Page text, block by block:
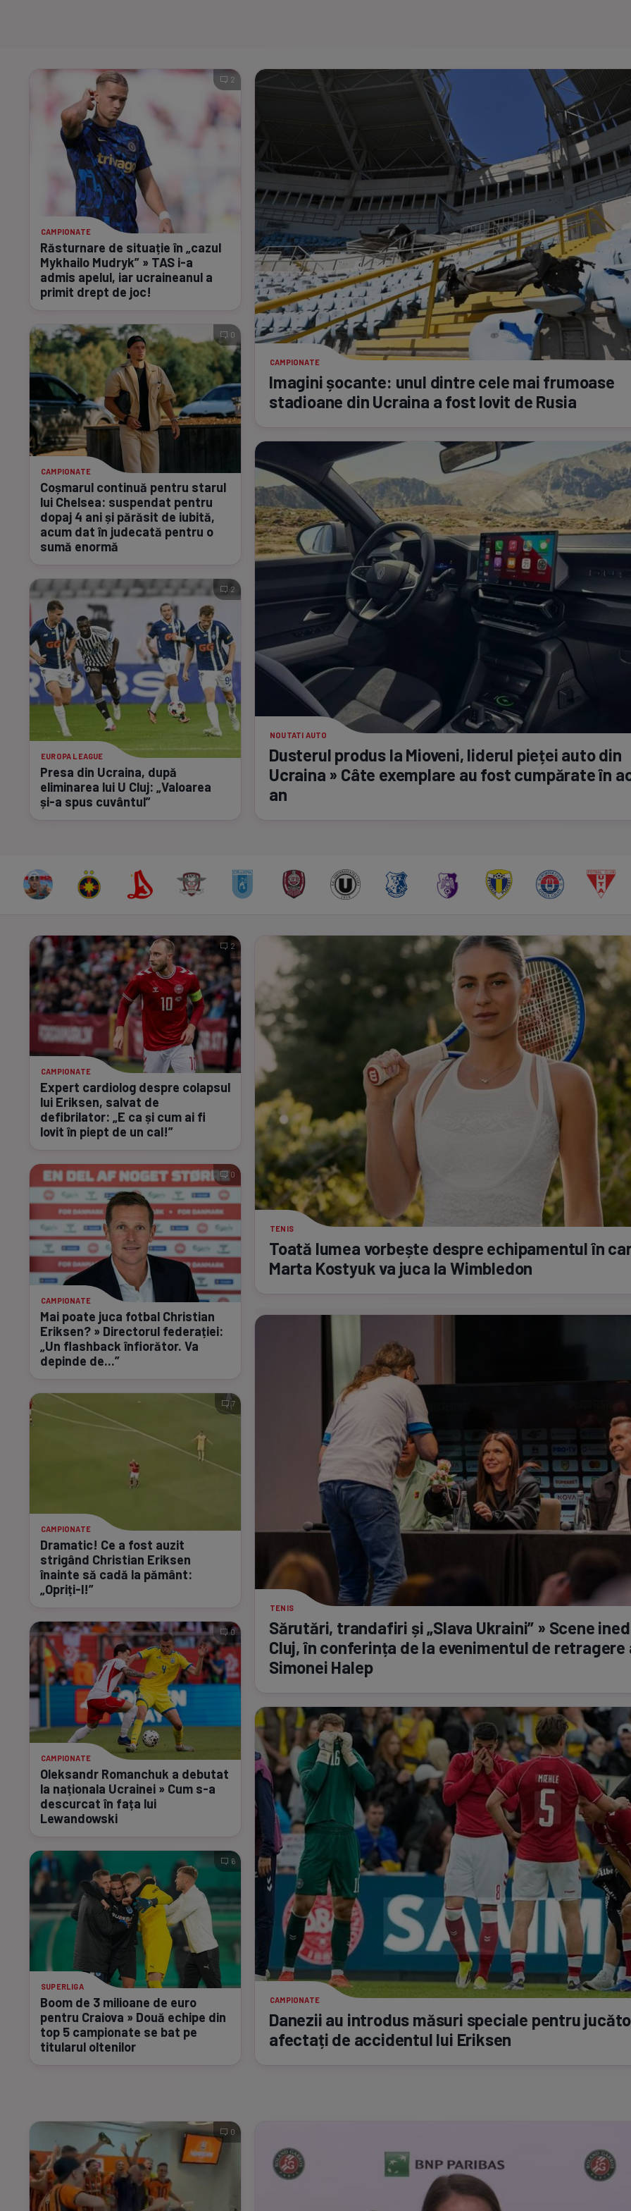
Program TV
CAMPIONATE
Răsturnare de situație în „cazul
Mykhailo Mudryk” » TAS i-a
admis apelul, iar ucraineanul a
primit drept de joc!
2
CAMPIONATE
Coșmarul continuă pentru starul
lui Chelsea: suspendat pentru
dopaj 4 ani și părăsit de iubită,
acum dat în judecată pentru o
sumă enormă
0
EUROPA LEAGUE
Presa din Ucraina, după
eliminarea lui U Cluj: „Valoarea
și-a spus cuvântul”
2
CAMPIONATE
Imagini șocante: unul dintre cele mai frumoase
stadioane din Ucraina a fost lovit de Rusia
NOUTATI AUTO
Dusterul produs la Mioveni, liderul pieței auto din
Ucraina » Câte exemplare au fost cumpărate în
an
CAMPIONATE
Expert cardiolog despre colapsul
lui Eriksen, salvat de
defibrilator: „E ca și cum ai fi
lovit în piept de un cal!”
2
CAMPIONATE
Mai poate juca fotbal Christian
Eriksen? » Directorul federației:
„Un flashback înfiorător. Va
depinde de...”
0
CAMPIONATE
Dramatic! Ce a fost auzit
strigând Christian Eriksen
înainte să cadă la pământ:
„Opriți-l!”
7
CAMPIONATE
Oleksandr Romanchuk a debutat
la naționala Ucrainei » Cum s-a
descurcat în fața lui
Lewandowski
0
SUPERLIGA
Boom de 3 milioane de euro
pentru Craiova » Două echipe din
top 5 campionate se bat pe
titularul oltenilor
6
TENIS
Toată lumea vorbește despre echipamentul în
Marta Kostyuk va juca la Wimbledon
TENIS
Sărutări, trandafiri și „Slava Ukraini” » Scene
Cluj, în conferința de la evenimentul de retragere
Simonei Halep
CAMPIONATE
Danezii au introdus măsuri speciale pentru
afectați de accidentul lui Eriksen
0